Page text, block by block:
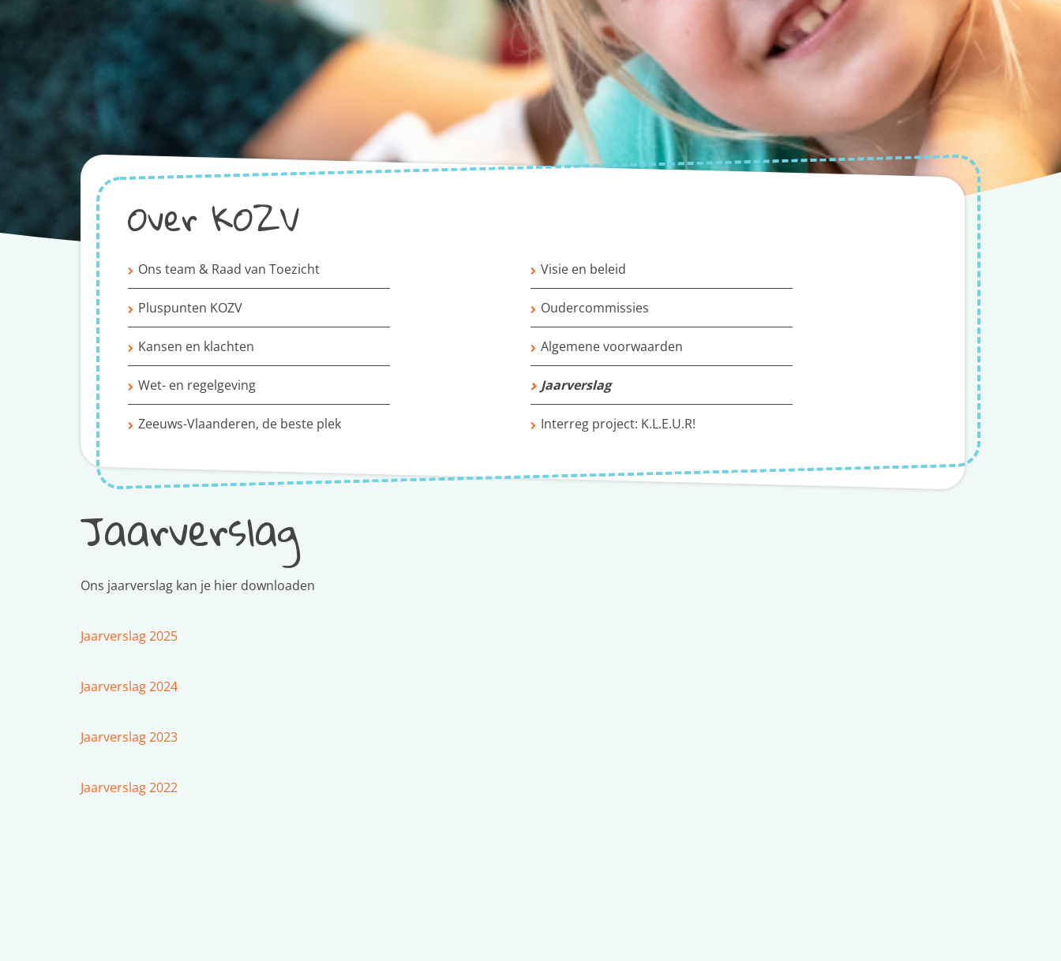
Over KOZV
Ons team & Raad van Toezicht Visie en beleid
Pluspunten KOZV Oudercommissies
Kansen en klachten Algemene voorwaarden
Wet- en regelgeving Jaarverslag
Zeeuws-Vlaanderen, de beste plek Interreg project: K.L.E.U.R!
Jaarverslag
Ons jaarverslag kan je hier downloaden
Jaarverslag 2025
Jaarverslag 2024
Jaarverslag 2023
Jaarverslag 2022